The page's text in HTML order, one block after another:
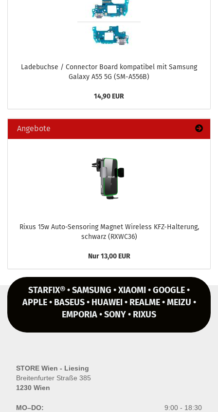
La­de­buch­se / Con­nec­tor Board kom­pa­ti­bel mit Sam­sung
Ga­la­xy A55 5G (SM-​A556B)
14,90 EUR
Angebote
Rixus 15w Auto-​Sensoring Ma­gnet Wire­less KFZ-​Halterung,
schwarz (RXWC36)
Nur 13,00 EUR
STARFIX® • SAMSUNG • XIAOMI • GOOGLE •
APPLE • BASEUS • HUAWEI • REALME • MEIZU •
EMPORIA • SONY • RIXUS
STORE Wien - Liesing
Breitenfurter Straße 385
1230 Wien
MO–DO:
9:00 - 18:30